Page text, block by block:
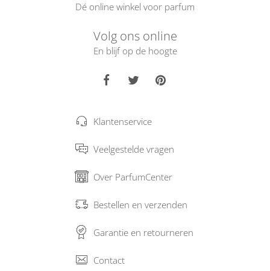
Dé online winkel voor parfum
Volg ons online
En blijf op de hoogte
Klantenservice
Veelgestelde vragen
Over ParfumCenter
Bestellen en verzenden
Garantie en retourneren
Contact